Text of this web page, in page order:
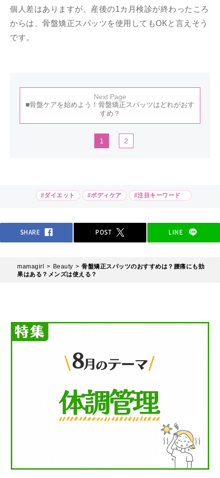
個人差はありますが、産後の1カ月検診が終わったころ
からは、骨盤矯正スパッツを使用してもOKと言えそう
です。
Next Page
■骨盤ケアを始めよう！骨盤矯正スパッツはどれがおす
すめ？
1 2
#ダイエット #ボディケア #注目キーワード
SHARE POST LINE
mamagirl Beauty
骨盤矯正スパッツのおすすめは？腰痛にも効
果はある？メンズは使える？